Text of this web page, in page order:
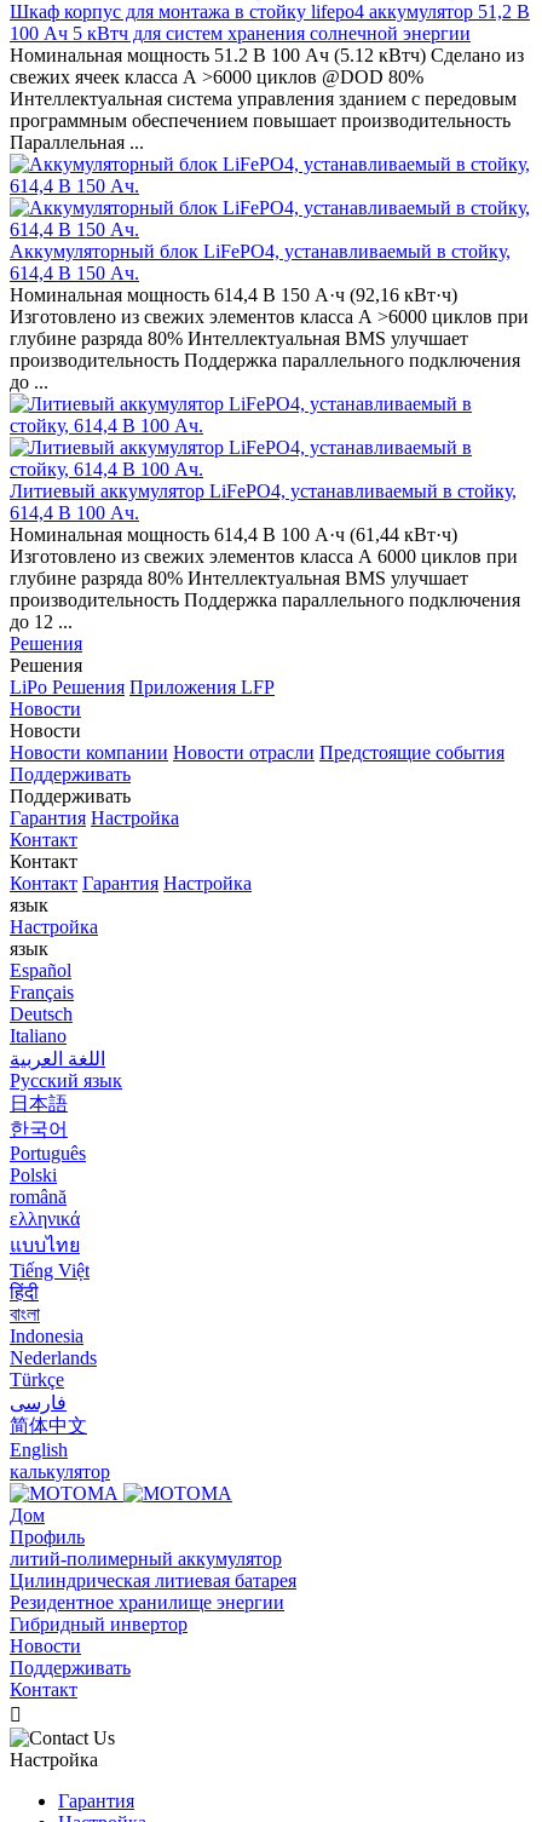
Шкаф корпус для монтажа в стойку lifepo4 аккумулятор 51,2 В
100 Ач 5 кВтч для систем хранения солнечной энергии
Номинальная мощность 51.2 В 100 Ач (5.12 кВтч) Сделано из
свежих ячеек класса А >6000 циклов @DOD 80%
Интеллектуальная система управления зданием с передовым
программным обеспечением повышает производительность
Параллельная ...
Аккумуляторный блок LiFePO4, устанавливаемый в стойку,
614,4 В 150 Ач.
Номинальная мощность 614,4 В 150 А·ч (92,16 кВт·ч)
Изготовлено из свежих элементов класса А >6000 циклов при
глубине разряда 80% Интеллектуальная BMS улучшает
производительность Поддержка параллельного подключения
до ...
Литиевый аккумулятор LiFePO4, устанавливаемый в стойку,
614,4 В 100 Ач.
Номинальная мощность 614,4 В 100 А·ч (61,44 кВт·ч)
Изготовлено из свежих элементов класса А 6000 циклов при
глубине разряда 80% Интеллектуальная BMS улучшает
производительность Поддержка параллельного подключения
до 12 ...
Решения
Решения
LiPo Решения Приложения LFP
Новости
Новости
Новости компании Новости отрасли Предстоящие события
Поддерживать
Поддерживать
Гарантия Настройка
Контакт
Контакт
Контакт Гарантия Настройка
язык
Настройка
язык
Español
Français
Deutsch
Italiano
اللغة العربية
Русский язык
日本語
한국어
Português
Polski
română
ελληνικά
แบบไทย
Tiếng Việt
हिंदी
বাংলা
Indonesia
Nederlands
Türkçe
فارسی
简体中文
English
калькулятор
Дом
Профиль
литий-полимерный аккумулятор
Цилиндрическая литиевая батарея
Резидентное хранилище энергии
Гибридный инвертор
Новости
Поддерживать
Контакт

Настройка
Гарантия